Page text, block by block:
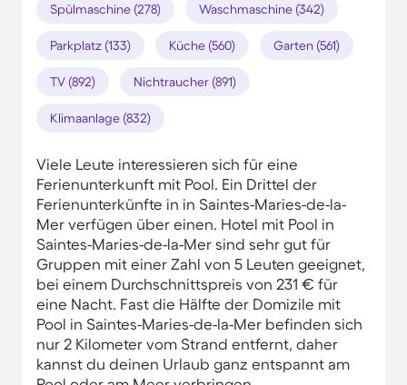
Spülmaschine (278) Waschmaschine (342)
Parkplatz (133) Küche (560) Garten (561)
TV (892) Nichtraucher (891)
Klimaanlage (832)
Viele Leute interessieren sich für eine
Ferienunterkunft mit Pool. Ein Drittel der
Ferienunterkünfte in in Saintes-Maries-de-la-
Mer verfügen über einen. Hotel mit Pool in
Saintes-Maries-de-la-Mer sind sehr gut für
Gruppen mit einer Zahl von 5 Leuten geeignet,
bei einem Durchschnittspreis von 231 € für
eine Nacht. Fast die Hälfte der Domizile mit
Pool in Saintes-Maries-de-la-Mer befinden sich
nur 2 Kilometer vom Strand entfernt, daher
kannst du deinen Urlaub ganz entspannt am